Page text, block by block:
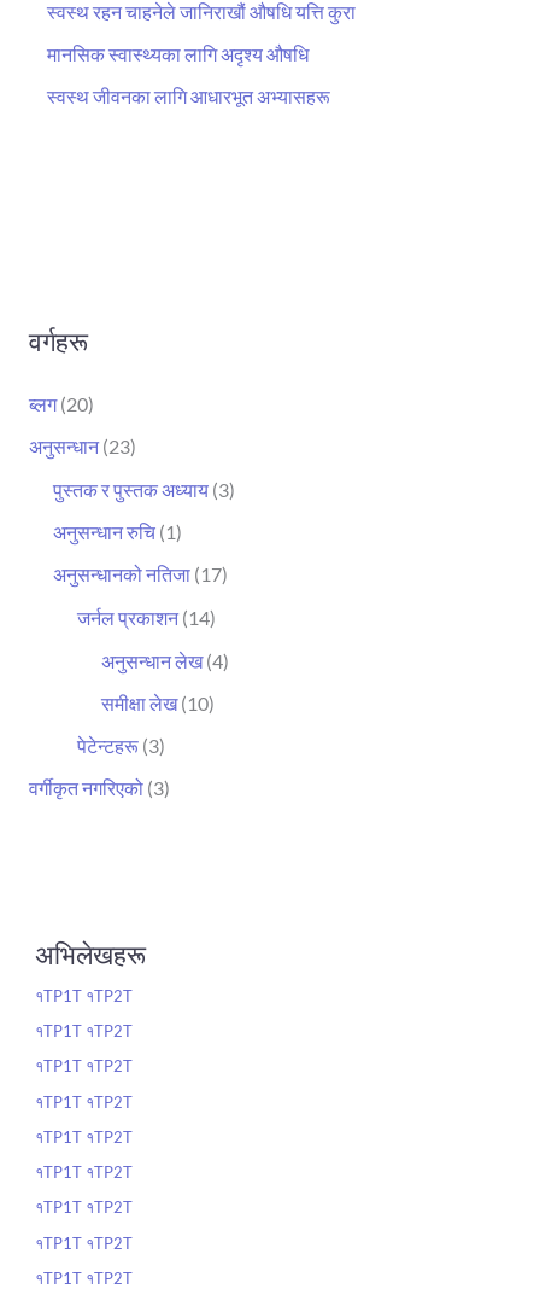
स्वस्थ रहन चाहनेले जानिराखौं औषधि यत्ति कुरा
मानसिक स्वास्थ्यका लागि अदृश्य औषधि
स्वस्थ जीवनका लागि आधारभूत अभ्यासहरू
वर्गहरू
ब्लग(20)
अनुसन्धान(23)
पुस्तक र पुस्तक अध्याय(3)
अनुसन्धान रुचि(1)
अनुसन्धानको नतिजा(17)
जर्नल प्रकाशन(14)
अनुसन्धान लेख(4)
समीक्षा लेख(10)
पेटेन्टहरू(3)
वर्गीकृत नगरिएको(3)
अभिलेखहरू
१TP1T १TP2T
१TP1T १TP2T
१TP1T १TP2T
१TP1T १TP2T
१TP1T १TP2T
१TP1T १TP2T
१TP1T १TP2T
१TP1T १TP2T
१TP1T १TP2T